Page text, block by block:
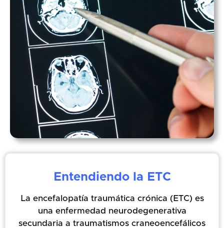
Entendiendo la ETC
La encefalopatía traumática crónica (ETC) es
una enfermedad neurodegenerativa
secundaria a traumatismos craneoencefálicos